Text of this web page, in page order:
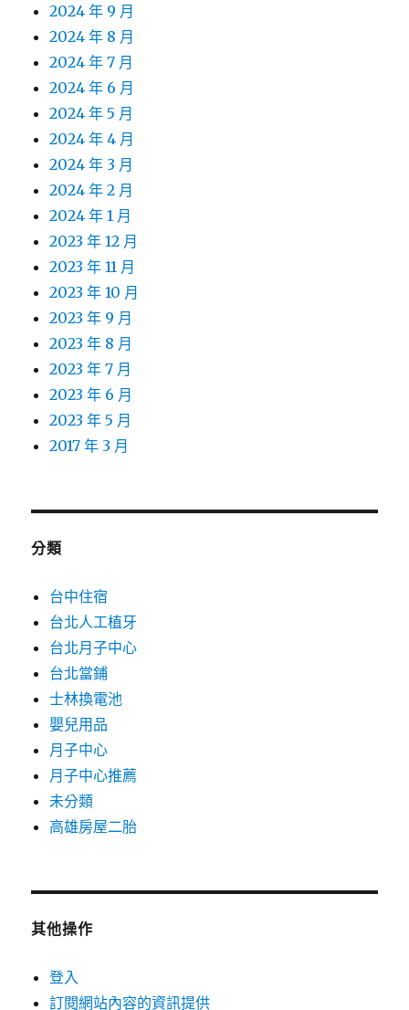
2024 年 9 月
2024 年 8 月
2024 年 7 月
2024 年 6 月
2024 年 5 月
2024 年 4 月
2024 年 3 月
2024 年 2 月
2024 年 1 月
2023 年 12 月
2023 年 11 月
2023 年 10 月
2023 年 9 月
2023 年 8 月
2023 年 7 月
2023 年 6 月
2023 年 5 月
2017 年 3 月
分類
台中住宿
台北人工植牙
台北月子中心
台北當鋪
士林換電池
嬰兒用品
月子中心
月子中心推薦
未分類
高雄房屋二胎
其他操作
登入
訂閱網站內容的資訊提供